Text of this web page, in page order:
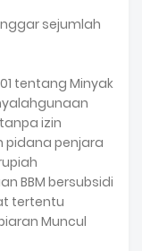
sejumlah
tentang Minyak
izin
pidana penjara
BBM bersubsidi
tertentu
Muncul